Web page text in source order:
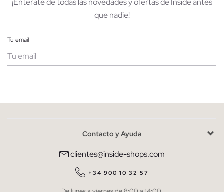
que nadie!
Tu email
He leído y entiendo lapolítica de privacidad
QUIERO SUSCRIBIRME
Contacto y Ayuda
clientes@inside-shops.com
+34 900 10 32 57